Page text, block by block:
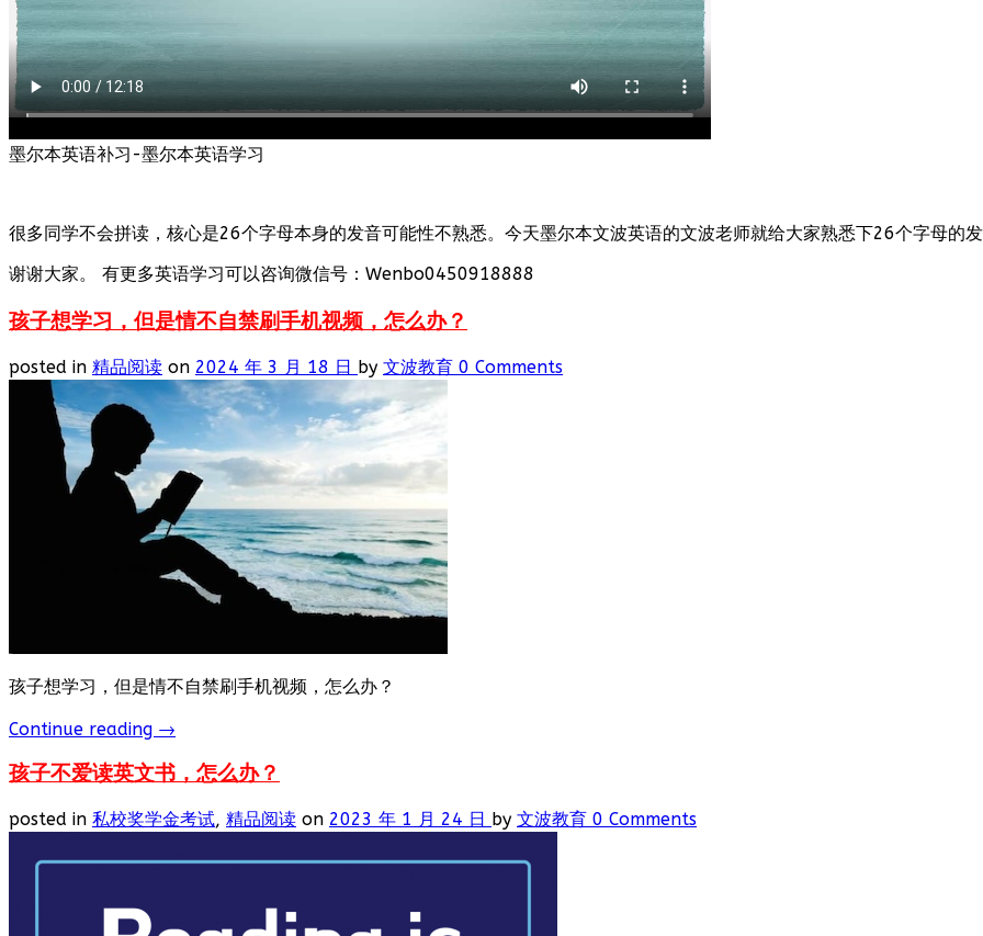
墨尔本英语补习-墨尔本英语学习
很多同学不会拼读，核心是26个字母本身的发音可能性不熟悉。今天墨尔本文波英语的文波老师就给大家熟悉下26个字母的发
谢谢大家。 有更多英语学习可以咨询微信号：Wenbo0450918888
孩子想学习，但是情不自禁刷手机视频，怎么办？
posted in 精品阅读 on 2024 年 3 月 18 日 by 文波教育 0 Comments
孩子想学习，但是情不自禁刷手机视频，怎么办？
Continue reading →
孩子不爱读英文书，怎么办？
posted in 私校奖学金考试, 精品阅读 on 2023 年 1 月 24 日 by 文波教育 0 Comments